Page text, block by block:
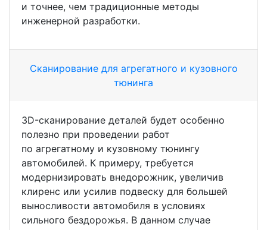
и точнее, чем традиционные методы
инженерной разработки.
Сканирование для агрегатного и кузовного
тюнинга
3D-сканирование деталей будет особенно
полезно при проведении работ
по агрегатному и кузовному тюнингу
автомобилей. К примеру, требуется
модернизировать внедорожник, увеличив
клиренс или усилив подвеску для большей
выносливости автомобиля в условиях
сильного бездорожья. В данном случае